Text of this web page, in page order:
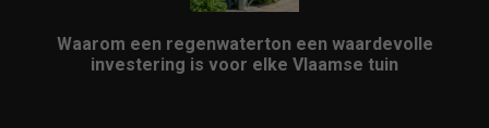
Waarom een regenwaterton een waardevolle
investering is voor elke Vlaamse tuin